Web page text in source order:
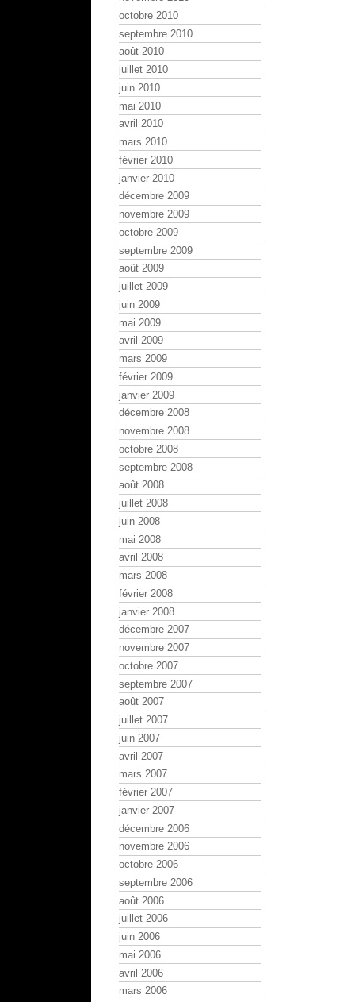
octobre 2010
septembre 2010
août 2010
juillet 2010
juin 2010
mai 2010
avril 2010
mars 2010
février 2010
janvier 2010
décembre 2009
novembre 2009
octobre 2009
septembre 2009
août 2009
juillet 2009
juin 2009
mai 2009
avril 2009
mars 2009
février 2009
janvier 2009
décembre 2008
novembre 2008
octobre 2008
septembre 2008
août 2008
juillet 2008
juin 2008
mai 2008
avril 2008
mars 2008
février 2008
janvier 2008
décembre 2007
novembre 2007
octobre 2007
septembre 2007
août 2007
juillet 2007
juin 2007
avril 2007
mars 2007
février 2007
janvier 2007
décembre 2006
novembre 2006
octobre 2006
septembre 2006
août 2006
juillet 2006
juin 2006
mai 2006
avril 2006
mars 2006